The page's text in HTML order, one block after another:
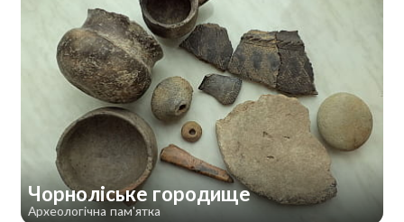
Чорноліське городище
Археологічна пам'ятка